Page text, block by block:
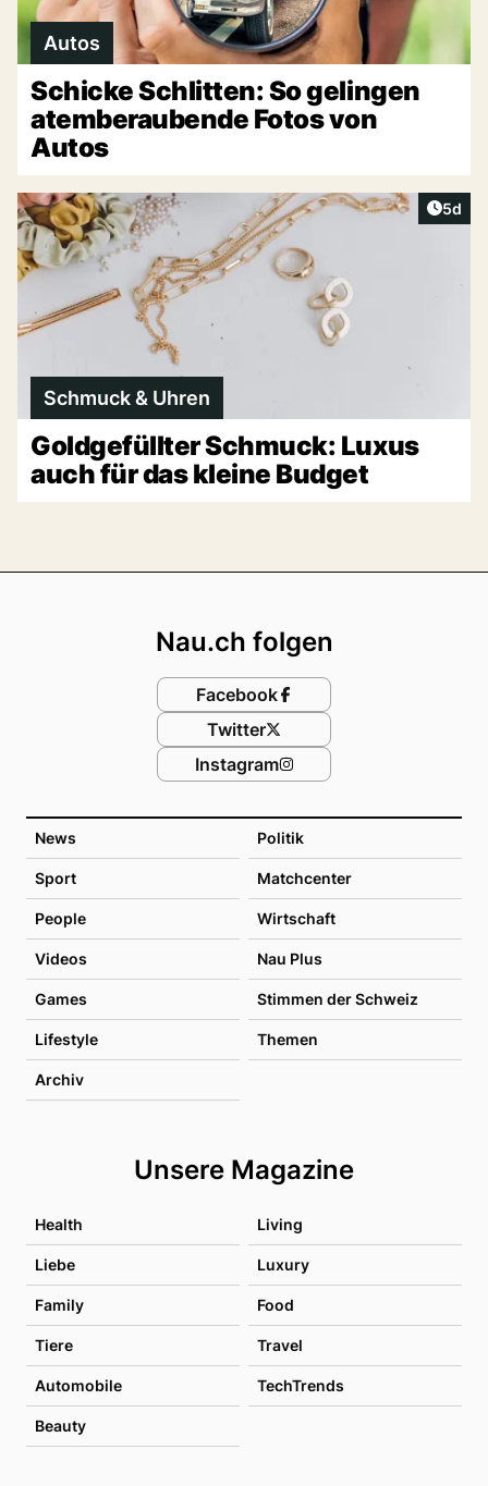
Autos
Schicke Schlitten: So gelingen
atemberaubende Fotos von
Autos
5d
Schmuck & Uhren
Goldgefüllter Schmuck: Luxus
auch für das kleine Budget
News Politik
Sport Matchcenter
People Wirtschaft
Videos Nau Plus
Games Stimmen der Schweiz
Lifestyle Themen
Archiv
Unsere Magazine
Health Living
Liebe Luxury
Family Food
Tiere Travel
Automobile TechTrends
Beauty
Nau.ch folgen
Facebook
Twitter
Instagram